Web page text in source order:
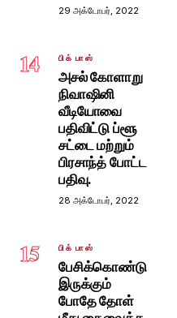
29 அக்டோபர், 2022
14 பிக் பாஸ்
அசல் கோளாறு
நிவாஷினி
வீடியோவை
பதிவிட்டு ப்ளூ
சட்டை மற்றும்
பிரசாந்த் போட்ட
பதிவு.
28 அக்டோபர், 2022
15 பிக் பாஸ்
பேசிக்கொண்டு
இருக்கும்
போதே தோள்